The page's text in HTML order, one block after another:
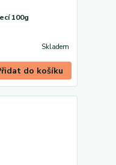
100g
Skladem
do košíku